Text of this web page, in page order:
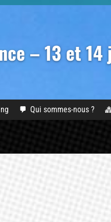
– 13 et
Qui sommes-nous ?